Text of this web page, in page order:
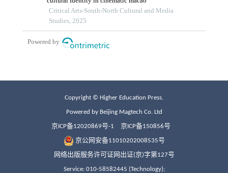
Copyright © Higher Education Press.
Powered by Beijing Magtech Co. Ltd
京ICP备12020869号-1 京ICP备150856号
京公网安备11010202008535号
网络出版服务许可证网出证(京)字第127号
Service: 010-58582445 (Technology);